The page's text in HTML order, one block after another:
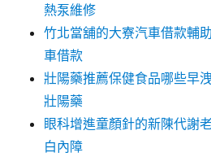
熱泵維修
竹北當舖的大寮汽車借款輔
車借款
壯陽藥推薦保健食品哪些早
壯陽藥
眼科增進童顏針的新陳代謝
白內障